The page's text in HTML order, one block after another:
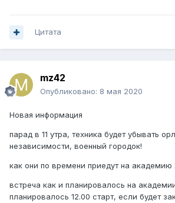
Цитата
mz42
Опубликовано: 8 мая 2020
Новая информация
парад в 11 утра, техника будет убывать
независимости, военный городок!
как они по времени приедут на академию
встреча как и планировалось на
планировалось 12.00 старт, если будет